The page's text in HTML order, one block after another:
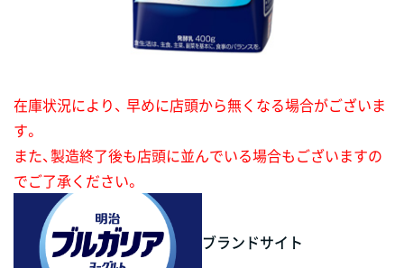
在庫状況により、 早めに店頭から無くなる場合がございま
す。
また、製造終了後も店頭に並んでいる場合もございますの
でご了承ください。
ブランドサイト